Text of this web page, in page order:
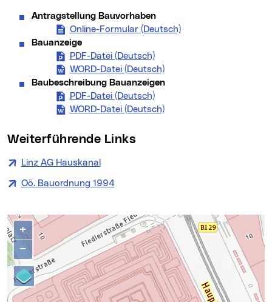
Antragstellung Bauvorhaben
Online-Formular (Deutsch)(neues Fenster)
Bauanzeige
PDF-Datei (Deutsch)Bauanzeige (neues Fenster)
WORD-Datei (Deutsch)Bauanzeige (neues
Baubeschreibung Bauanzeigen
PDF-Datei (Deutsch)Baubeschreibung
WORD-Datei (Deutsch)Baubeschreibung
Weiterführende Links
Linz AG Hauskanal
Oö. Bauordnung 1994(neues Fenster)
Kontakte
Karte überspringen
+
−